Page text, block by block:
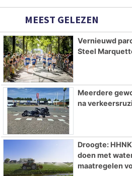
MEEST GELEZEN
Vernieuwd
Steel
Meerdere
na
Droogte:
doen met
maatregelen